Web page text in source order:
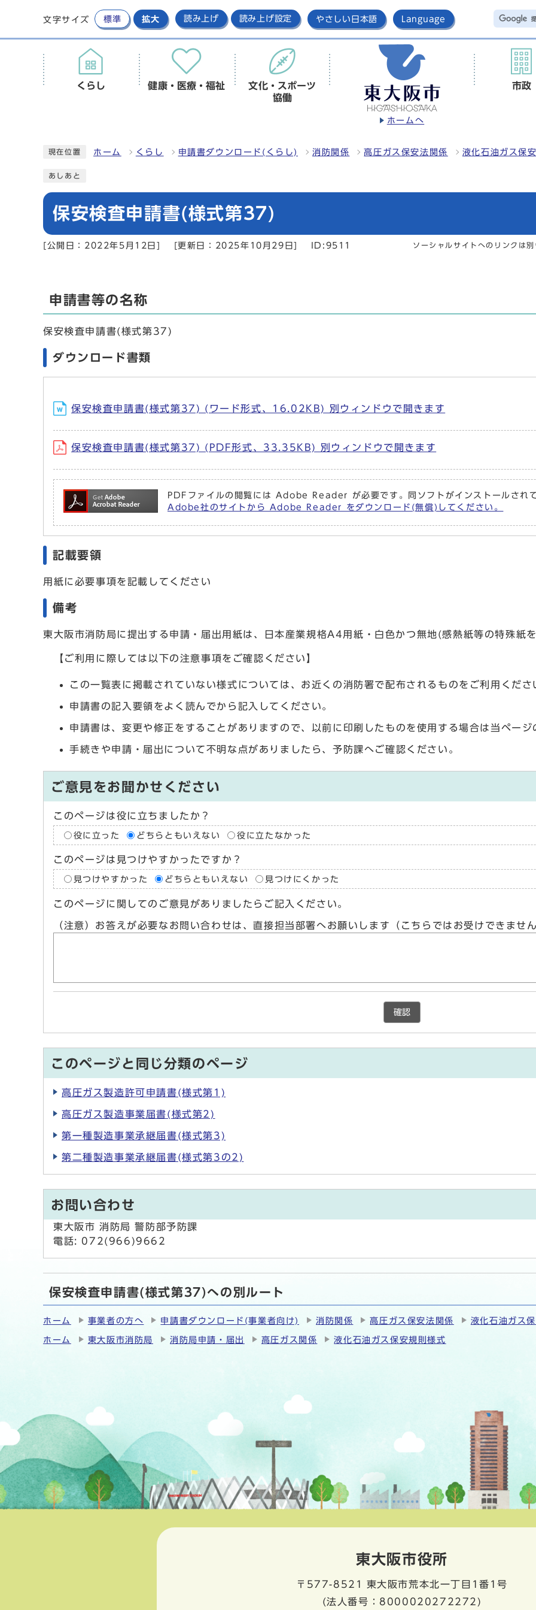
文字サイズ 標準 拡大 読み上げ 読み上げ設定 やさしい日本語 Language
ホームへ
くらし 健康・医療・福祉
文化・スポーツ
協働
市政
現在位置 ホーム くらし 申請書ダウンロード(くらし) 消防関係 高圧ガス保安法関係 液化石油ガス保
あしあと
保安検査申請書(様式第37)
[公開日：2022年5月12日] [更新日：2025年10月29日] ID:9511 ソーシャルサイトへのリンクは
申請書等の名称
保安検査申請書(様式第37)
ダウンロード書類
保安検査申請書(様式第37) (ワード形式、16.02KB) 別ウィンドウで開きます
保安検査申請書(様式第37) (PDF形式、33.35KB) 別ウィンドウで開きます
PDFファイルの閲覧には Adobe Reader が必要です。同ソフトがインストールされ
Adobe社のサイトから Adobe Reader をダウンロード(無償)してください。
記載要領
用紙に必要事項を記載してください
備考
東大阪市消防局に提出する申請・届出用紙は、日本産業規格A4用紙・白色かつ無地(感熱紙等の特殊紙
【ご利用に際しては以下の注意事項をご確認ください】
この一覧表に掲載されていない様式については、お近くの消防署で配布されるものをご利用くださ
申請書の記入要領をよく読んでから記入してください。
申請書は、変更や修正をすることがありますので、以前に印刷したものを使用する場合は当ペー
手続きや申請・届出について不明な点がありましたら、予防課へご確認ください。
ご意見をお聞かせください
このページは役に立ちましたか？
役に立った どちらともいえない 役に立たなかった
このページは見つけやすかったですか？
見つけやすかった どちらともいえない 見つけにくかった
このページに関してのご意見がありましたらご記入ください。
（注意）お答えが必要なお問い合わせは、直接担当部署へお願いします（こちらではお受けできませ
確認
このページと同じ分類のページ
高圧ガス製造許可申請書(様式第1)
高圧ガス製造事業届書(様式第2)
第一種製造事業承継届書(様式第3)
第二種製造事業承継届書(様式第3の2)
お問い合わせ
東大阪市 消防局 警防部予防課
電話: 072(966)9662
保安検査申請書(様式第37)への別ルート
ホーム 事業者の方へ 申請書ダウンロード(事業者向け) 消防関係 高圧ガス保安法関係 液化石油ガス
ホーム 東大阪市消防局 消防局申請・届出 高圧ガス関係 液化石油ガス保安規則様式
東大阪市役所
〒577-8521
東大阪市荒本北一丁目1番1号
(法人番号：8000020272272)